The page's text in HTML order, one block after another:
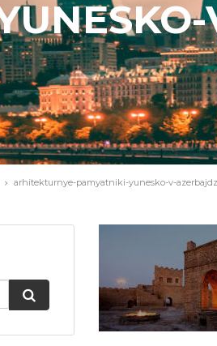
arhitekturnye-pamyatniki-yunesko-v-